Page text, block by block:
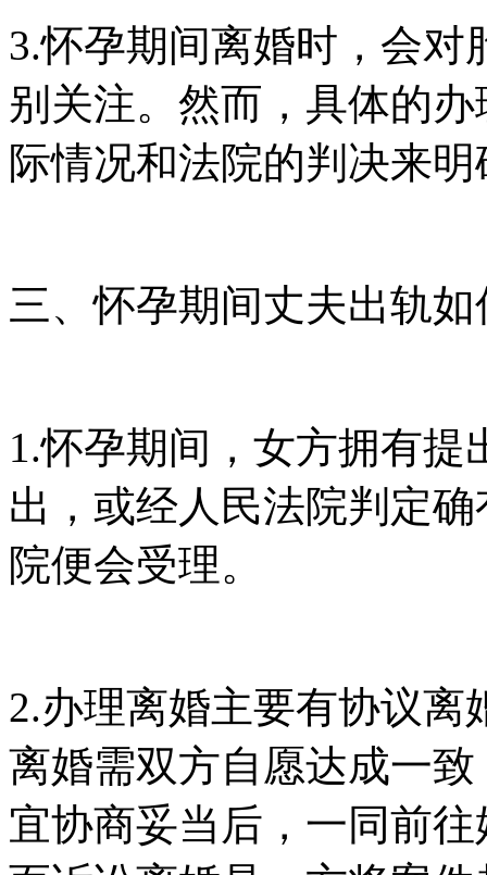
3.怀孕期间离婚时，会
别关注。然而，具体的
际情况和法院的判决来明
三、怀孕期间丈夫出轨
1.怀孕期间，女方拥有
出，或经人民法院判定
院便会受理。
2.办理离婚主要有协议
离婚需双方自愿达成一
宜协商妥当后，一同前